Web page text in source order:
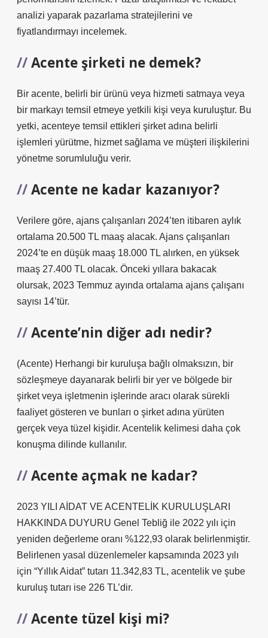
analizi yaparak pazarlama stratejilerini ve
fiyatlandırmayı incelemek.
Acente şirketi ne demek?
Bir acente, belirli bir ürünü veya hizmeti satmaya veya
bir markayı temsil etmeye yetkili kişi veya kuruluştur. Bu
yetki, acenteye temsil ettikleri şirket adına belirli
işlemleri yürütme, hizmet sağlama ve müşteri ilişkilerini
yönetme sorumluluğu verir.
Acente ne kadar kazanıyor?
Verilere göre, ajans çalışanları 2024’ten itibaren aylık
ortalama 20.500 TL maaş alacak. Ajans çalışanları
2024’te en düşük maaş 18.000 TL alırken, en yüksek
maaş 27.400 TL olacak. Önceki yıllara bakacak
olursak, 2023 Temmuz ayında ortalama ajans çalışanı
sayısı 14’tür.
Acente’nin diğer adı nedir?
(Acente) Herhangi bir kuruluşa bağlı olmaksızın, bir
sözleşmeye dayanarak belirli bir yer ve bölgede bir
şirket veya işletmenin işlerinde aracı olarak sürekli
faaliyet gösteren ve bunları o şirket adına yürüten
gerçek veya tüzel kişidir. Acentelik kelimesi daha çok
konuşma dilinde kullanılır.
Acente açmak ne kadar?
2023 YILI AİDAT VE ACENTELİK KURULUŞLARI
HAKKINDA DUYURU Genel Tebliğ ile 2022 yılı için
yeniden değerleme oranı %122,93 olarak belirlenmiştir.
Belirlenen yasal düzenlemeler kapsamında 2023 yılı
için “Yıllık Aidat” tutarı 11.342,83 TL, acentelik ve şube
kuruluş tutarı ise 226 TL’dir.
Acente tüzel kişi mi?